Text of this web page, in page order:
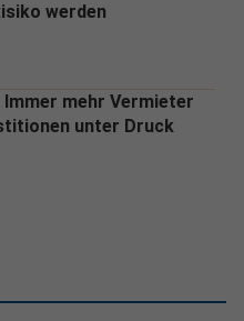
werden
mehr Vermieter
unter Druck